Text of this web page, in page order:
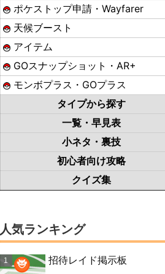
ポケストップ申請・Wayfarer
天候ブースト
アイテム
GOスナップショット・AR+
モンボプラス・GOプラス
タイプから探す
一覧・早見表
小ネタ・裏技
初心者向け攻略
クイズ集
人気ランキング
招待レイド掲示板